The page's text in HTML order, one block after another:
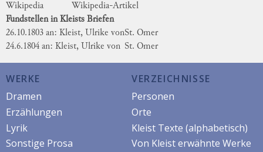
Wikipedia
Wikipedia-Artikel
Fundstellen in Kleists Briefen
26.10.1803 an: Kleist, Ulrike vonSt. Omer
24.6.1804 an: Kleist, Ulrike von St. Omer
WERKE
Dramen
Erzählungen
Lyrik
Sonstige Prosa
VERZEICHNISSE
Personen
Orte
Kleist Texte (alphabetisch)
Von Kleist erwähnte Werke